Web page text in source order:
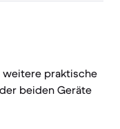
weitere praktische
beiden Geräte